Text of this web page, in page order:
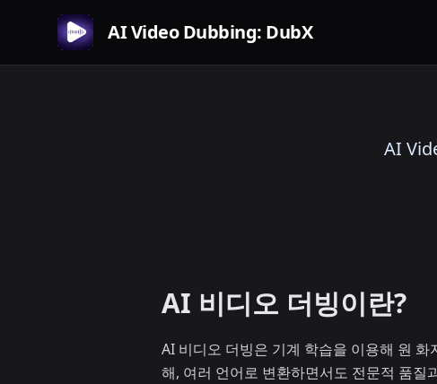
AI Video Dubbing: DubX
AI
AI 비디오 더빙이란?
AI 비디오 더빙은 기계 학습을 이용해 원
해, 여러 언어로 변환하면서도 전문적 품질